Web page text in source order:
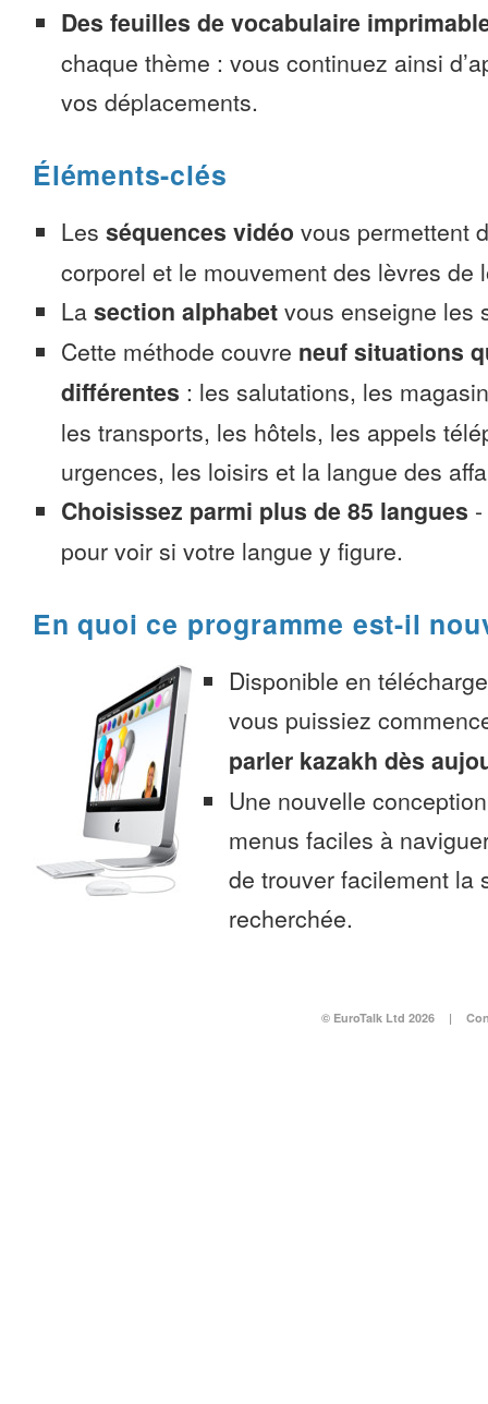
Des feuilles de vocabulaire
chaque thème : vous continuez ainsi
vos déplacements.
Éléments-clés
Les séquences vidéo vous permettent
corporel et le mouvement des lèvres de
La section alphabet vous enseigne les
Cette méthode couvre neuf situations
différentes : les salutations, les
les transports, les hôtels, les appels
urgences, les loisirs et la langue des
Choisissez parmi plus de 85 langues -
pour voir si votre langue y figure.
En quoi ce programme est-il
Disponible en
vous puissiez
parler kazakh dès
Une nouvelle
menus faciles à
de trouver facilement la
recherchée.
© EuroTalk Ltd 2026 |